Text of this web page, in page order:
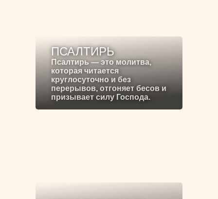
ПСАЛТИРЬ
Псалтирь — это молитва,
которая читается
круглосуточно и без
перерывов, отгоняет бесов и
призывает силу Господа.